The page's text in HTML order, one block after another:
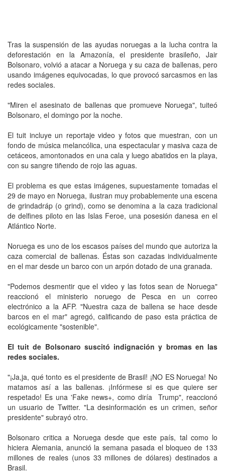
Tras la suspensión de las ayudas noruegas a la lucha contra la
deforestación en la Amazonía, el presidente brasileño, Jair
Bolsonaro, volvió a atacar a Noruega y su caza de ballenas, pero
usando imágenes equivocadas, lo que provocó sarcasmos en las
redes sociales.
"Miren el asesinato de ballenas que promueve Noruega", tuiteó
Bolsonaro, el domingo por la noche.
El tuit incluye un reportaje video y fotos que muestran, con un
fondo de música melancólica, una espectacular y masiva caza de
cetáceos, amontonados en una cala y luego abatidos en la playa,
con su sangre tiñendo de rojo las aguas.
El problema es que estas imágenes, supuestamente tomadas el
29 de mayo en Noruega, ilustran muy probablemente una escena
de grindadráp (o grind), como se denomina a la caza tradicional
de delfines piloto en las Islas Feroe, una posesión danesa en el
Atlántico Norte.
Noruega es uno de los escasos países del mundo que autoriza la
caza comercial de ballenas. Éstas son cazadas individualmente
en el mar desde un barco con un arpón dotado de una granada.
"Podemos desmentir que el video y las fotos sean de Noruega"
reaccionó el ministerio noruego de Pesca en un correo
electrónico a la AFP. "Nuestra caza de ballena se hace desde
barcos en el mar" agregó, calificando de paso esta práctica de
ecológicamente "sostenible".
El tuit de Bolsonaro suscitó indignación y bromas en las
redes sociales.
"¡Ja,ja, qué tonto es el presidente de Brasil! ¡NO ES Noruega! No
matamos así a las ballenas. ¡Infórmese si es que quiere ser
respetado! Es una 'Fake news+, como diría Trump", reaccionó
un usuario de Twitter. "La desinformación es un crimen, señor
presidente" subrayó otro.
Bolsonaro critica a Noruega desde que este país, tal como lo
hiciera Alemania, anunció la semana pasada el bloqueo de 133
millones de reales (unos 33 millones de dólares) destinados a
Brasil.